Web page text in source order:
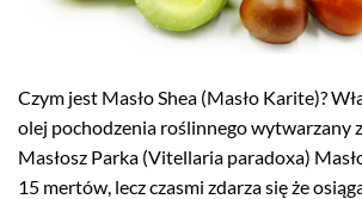
Czym jest Masło Shea (Masło Karite)?
olej pochodzenia roślinnego wytwarzany
Masłosz Parka (Vitellaria paradoxa)
15 mertów, lecz czasmi zdarza się że